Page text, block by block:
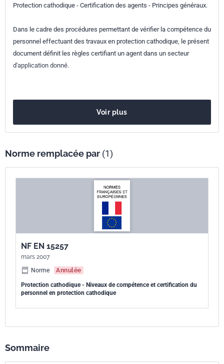
Indice de
A05-691
Numéro de tirage 1 - septembre 1996
Protection cathodique - Certification des agents - Principes généraux.
Dans le cadre des procédures permettant de vérifier la compétence du
personnel effectuant des travaux en protection cathodique, le présent
document définit les règles certifiant un agent dans un secteur
d'application donné.
Voir plus
Norme remplacée par (1)
NF EN 15257
mars 2007
Norme
Annulée
Protection cathodique - Niveaux de compétence et certification du
personnel en protection cathodique
Sommaire